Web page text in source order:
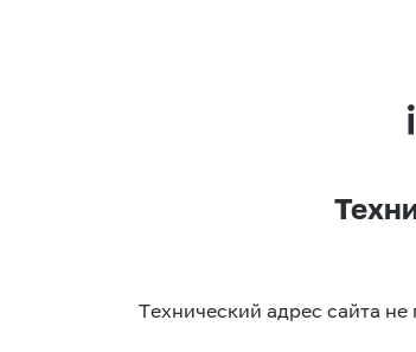
Технический адрес сайта